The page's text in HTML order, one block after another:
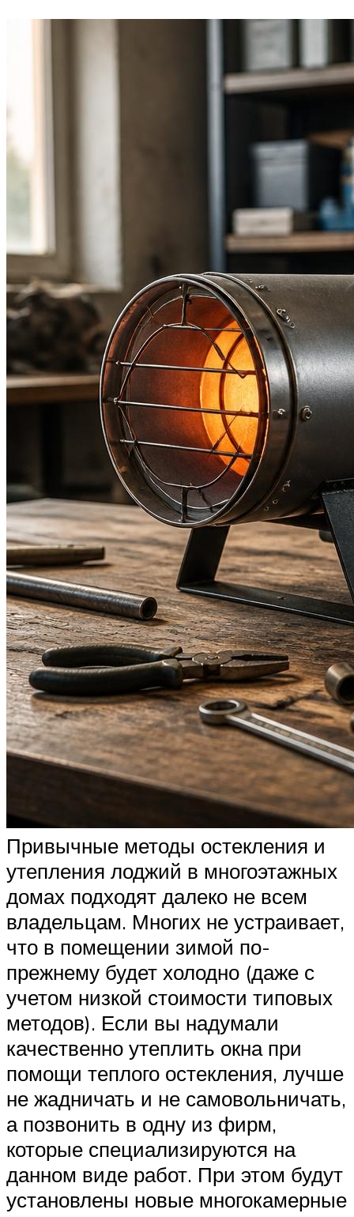
Привычные методы остекления и
утепления лоджий в многоэтажных
домах подходят далеко не всем
владельцам. Многих не устраивает,
что в помещении зимой по-
прежнему будет холодно (даже с
учетом низкой стоимости типовых
методов). Если вы надумали
качественно утеплить окна при
помощи теплого остекления, лучше
не жадничать и не самовольничать,
а позвонить в одну из фирм,
которые специализируются на
данном виде работ. При этом будут
установлены новые многокамерные